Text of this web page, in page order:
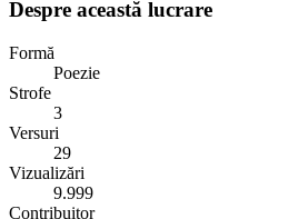
Despre această lucrare
Formă
Poezie
Strofe
3
Versuri
29
Vizualizări
9.999
Contribuitor